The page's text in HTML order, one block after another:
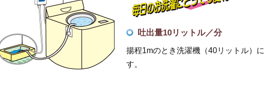
吐出量10リットル／分
揚程1mのとき洗濯機（40リットル）に
す。